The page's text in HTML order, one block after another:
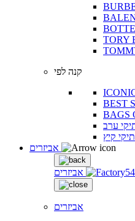
TORY
קנה לפי
BEST
BAGS
ערב
תיקי קיץ
אביזרים
אביזרים